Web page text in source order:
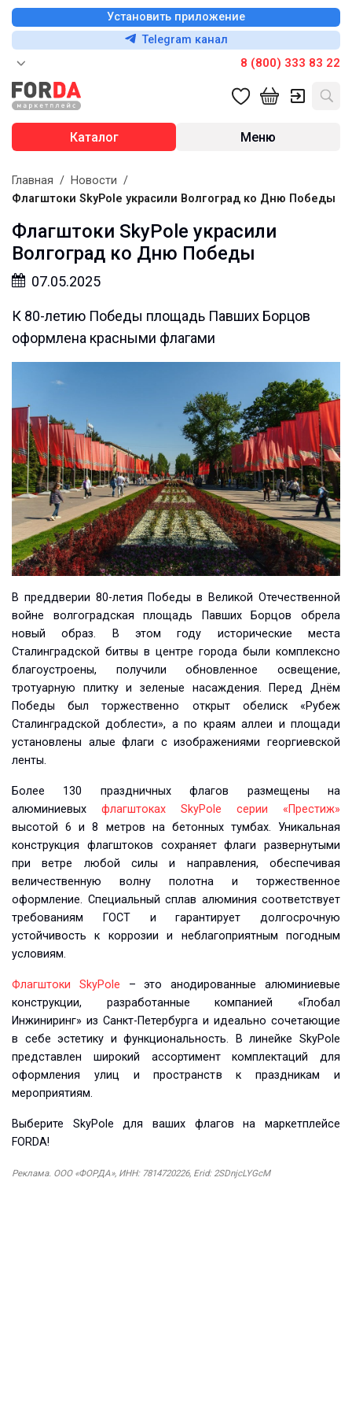
Установить приложение
Telegram канал
8 (800) 333 83 22
Каталог Меню
Главная / Новости /
Флагштоки SkyPole украсили Волгоград ко Дню Победы
Флагштоки SkyPole украсили
Волгоград ко Дню Победы
07.05.2025
К 80-летию Победы площадь Павших Борцов
оформлена красными флагами
В преддверии 80-летия Победы в Великой Отечественной
войне волгоградская площадь Павших Борцов обрела
новый образ. В этом году исторические места
Сталинградской битвы в центре города были комплексно
благоустроены, получили обновленное освещение,
тротуарную плитку и зеленые насаждения. Перед Днём
Победы был торжественно открыт обелиск «Рубеж
Сталинградской доблести», а по краям аллеи и площади
установлены алые флаги с изображениями георгиевской
ленты.
Более 130 праздничных флагов размещены на
алюминиевых флагштоках SkyPole серии «Престиж»
высотой 6 и 8 метров на бетонных тумбах. Уникальная
конструкция флагштоков сохраняет флаги развернутыми
при ветре любой силы и направления, обеспечивая
величественную волну полотна и торжественное
оформление. Специальный сплав алюминия соответствует
требованиям ГОСТ и гарантирует долгосрочную
устойчивость к коррозии и неблагоприятным погодным
условиям.
Флагштоки SkyPole – это анодированные алюминиевые
конструкции, разработанные компанией «Глобал
Инжиниринг» из Санкт-Петербурга и идеально сочетающие
в себе эстетику и функциональность. В линейке SkyPole
представлен широкий ассортимент комплектаций для
оформления улиц и пространств к праздникам и
мероприятиям.
Выберите SkyPole для ваших флагов на маркетплейсе
FORDA!
Реклама. ООО «ФОРДА», ИНН: 7814720226, Erid: 2SDnjcLYGcM